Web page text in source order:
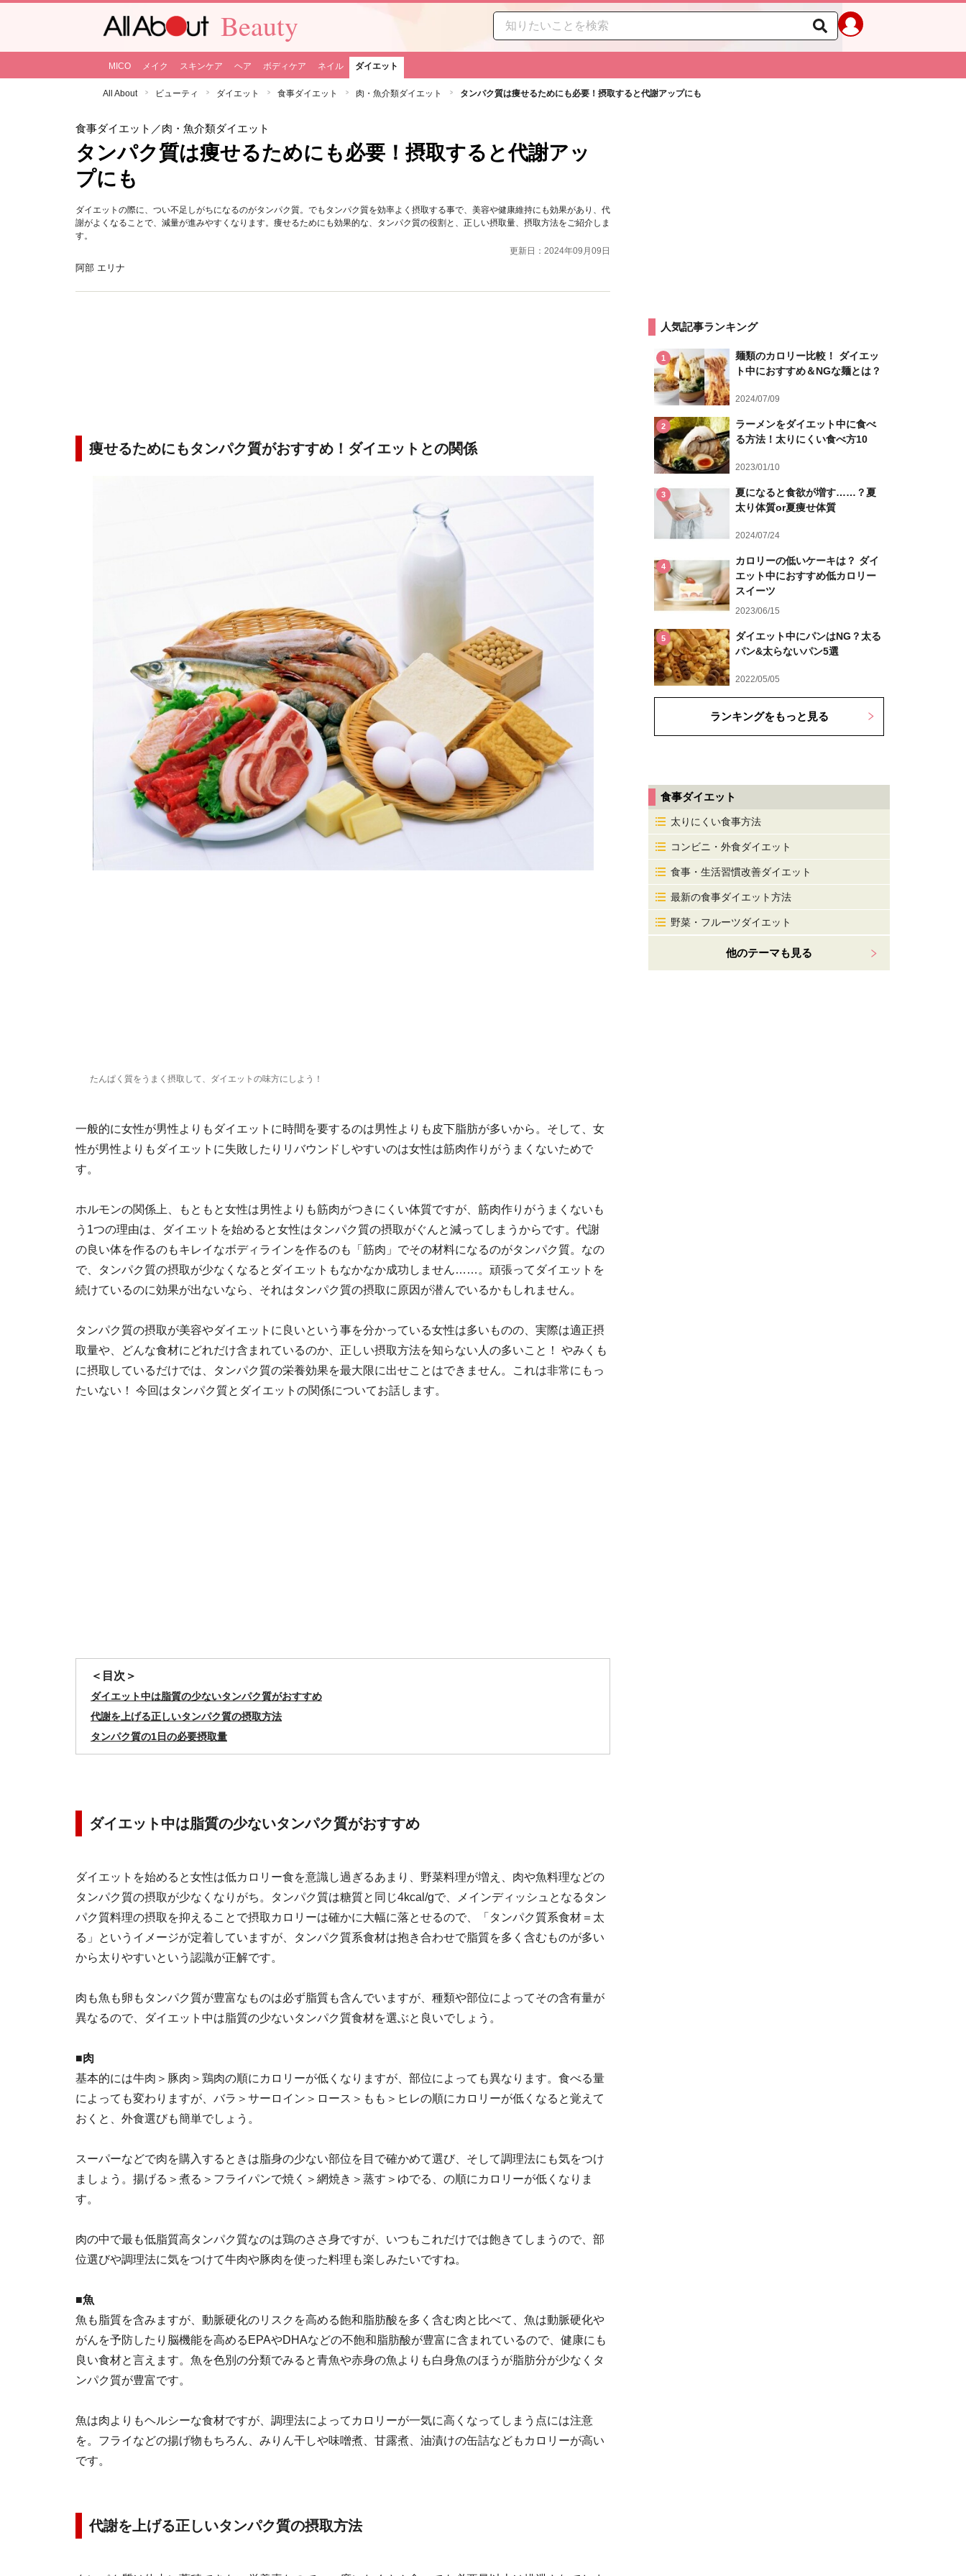
Beauty
MICO メイク スキンケア ヘア ボディケア ネイル ダイエット
All About ビューティ ダイエット 食事ダイエット 肉・魚介類ダイエット タンパク質は痩せるためにも必要！摂取すると代謝アップにも
食事ダイエット ／肉・魚介類ダイエット
タンパク質は痩せるためにも必要！摂取すると代謝アッ
プにも
ダイエットの際に、つい不足しがちになるのがタンパク質。でもタンパク質を効率よく摂取する事で、美容や健康維持にも効果があり、代
謝がよくなることで、減量が進みやすくなります。痩せるためにも効果的な、タンパク質の役割と、正しい摂取量、摂取方法をご紹介しま
す。
更新日：2024年09月09日
阿部 エリナ
痩せるためにもタンパク質がおすすめ！ダイエットとの関係
たんぱく質をうまく摂取して、ダイエットの味方にしよう！
一般的に女性が男性よりもダイエットに時間を要するのは男性よりも皮下脂肪が多いから。そして、女
性が男性よりもダイエットに失敗したりリバウンドしやすいのは女性は筋肉作りがうまくないためで
す。
ホルモンの関係上、もともと女性は男性よりも筋肉がつきにくい体質ですが、筋肉作りがうまくないも
う1つの理由は、ダイエットを始めると女性はタンパク質の摂取がぐんと減ってしまうからです。代謝
の良い体を作るのもキレイなボディラインを作るのも「筋肉」でその材料になるのがタンパク質。なの
で、タンパク質の摂取が少なくなるとダイエットもなかなか成功しません……。頑張ってダイエットを
続けているのに効果が出ないなら、それはタンパク質の摂取に原因が潜んでいるかもしれません。
タンパク質の摂取が美容やダイエットに良いという事を分かっている女性は多いものの、実際は適正摂
取量や、どんな食材にどれだけ含まれているのか、正しい摂取方法を知らない人の多いこと！ やみくも
に摂取しているだけでは、タンパク質の栄養効果を最大限に出せことはできません。これは非常にもっ
たいない！ 今回はタンパク質とダイエットの関係についてお話します。
＜目次＞
ダイエット中は脂質の少ないタンパク質がおすすめ
代謝を上げる正しいタンパク質の摂取方法
タンパク質の1日の必要摂取量
ダイエット中は脂質の少ないタンパク質がおすすめ
ダイエットを始めると女性は低カロリー食を意識し過ぎるあまり、野菜料理が増え、肉や魚料理などの
タンパク質の摂取が少なくなりがち。タンパク質は糖質と同じ4kcal/gで、メインディッシュとなるタン
パク質料理の摂取を抑えることで摂取カロリーは確かに大幅に落とせるので、「タンパク質系食材＝太
る」というイメージが定着していますが、タンパク質系食材は抱き合わせで脂質を多く含むものが多い
から太りやすいという認識が正解です。
肉も魚も卵もタンパク質が豊富なものは必ず脂質も含んでいますが、種類や部位によってその含有量が
異なるので、ダイエット中は脂質の少ないタンパク質食材を選ぶと良いでしょう。
■肉
基本的には牛肉＞豚肉＞鶏肉の順にカロリーが低くなりますが、部位によっても異なります。食べる量
によっても変わりますが、バラ＞サーロイン＞ロース＞もも＞ヒレの順にカロリーが低くなると覚えて
おくと、外食選びも簡単でしょう。
スーパーなどで肉を購入するときは脂身の少ない部位を目で確かめて選び、そして調理法にも気をつけ
ましょう。揚げる＞煮る＞フライパンで焼く＞網焼き＞蒸す＞ゆでる、の順にカロリーが低くなりま
す。
肉の中で最も低脂質高タンパク質なのは鶏のささ身ですが、いつもこれだけでは飽きてしまうので、部
位選びや調理法に気をつけて牛肉や豚肉を使った料理も楽しみたいですね。
■魚
魚も脂質を含みますが、動脈硬化のリスクを高める飽和脂肪酸を多く含む肉と比べて、魚は動脈硬化や
がんを予防したり脳機能を高めるEPAやDHAなどの不飽和脂肪酸が豊富に含まれているので、健康にも
良い食材と言えます。魚を色別の分類でみると青魚や赤身の魚よりも白身魚のほうが脂肪分が少なくタ
ンパク質が豊富です。
魚は肉よりもヘルシーな食材ですが、調理法によってカロリーが一気に高くなってしまう点には注意
を。フライなどの揚げ物もちろん、みりん干しや味噌煮、甘露煮、油漬けの缶詰などもカロリーが高い
です。
代謝を上げる正しいタンパク質の摂取方法
人気記事ランキング
1
麺類のカロリー比較！ ダイエッ
ト中におすすめ＆NGな麺とは？
2024/07/09
2
ラーメンをダイエット中に食べ
る方法！太りにくい食べ方10
2023/01/10
3
夏になると食欲が増す……？夏
太り体質or夏痩せ体質
2024/07/24
4
カロリーの低いケーキは？ ダイ
エット中におすすめ低カロリー
スイーツ
2023/06/15
5
ダイエット中にパンはNG？太る
パン&太らないパン5選
2022/05/05
ランキングをもっと見る
食事ダイエット
太りにくい食事方法
コンビニ・外食ダイエット
食事・生活習慣改善ダイエット
最新の食事ダイエット方法
野菜・フルーツダイエット
他のテーマも見る